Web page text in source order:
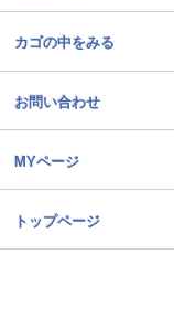
カゴの中をみる
お問い合わせ
MYページ
トップページ